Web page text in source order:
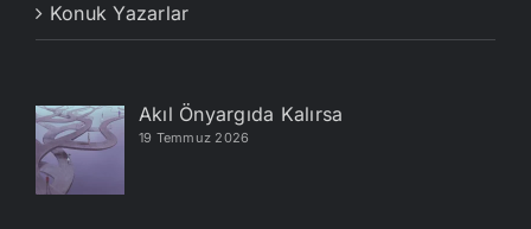
Konuk Yazarlar
Akıl Önyargıda Kalırsa
19 Temmuz 2026